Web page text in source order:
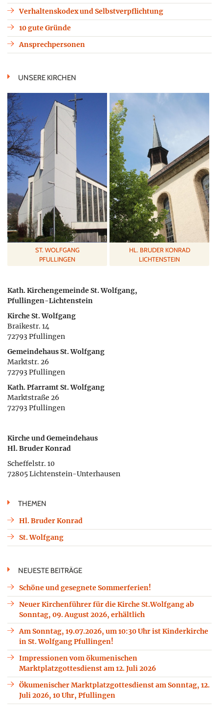
Verhaltenskodex und Selbstverpflichtung
10 gute Gründe
Ansprechpersonen
UNSERE KIRCHEN
ST. WOLFGANG
PFULLINGEN
HL. BRUDER KONRAD
LICHTENSTEIN
Kath. Kirchengemeinde St. Wolfgang,
Pfullingen-Lichtenstein
Kirche St. Wolfgang
Braikestr. 14
72793 Pfullingen
Gemeindehaus St. Wolfgang
Marktstr. 26
72793 Pfullingen
Kath. Pfarramt St. Wolfgang
Marktstraße 26
72793 Pfullingen
Kirche und Gemeindehaus
Hl. Bruder Konrad
Scheffelstr. 10
72805 Lichtenstein-Unterhausen
THEMEN
Hl. Bruder Konrad
St. Wolfgang
NEUESTE BEITRÄGE
Schöne und gesegnete Sommerferien!
Neuer Kirchenführer für die Kirche St.Wolfgang ab
Sonntag, 09. August 2026, erhältlich
Am Sonntag, 19.07.2026, um 10:30 Uhr ist Kinderkirche
in St. Wolfgang Pfullingen!
Impressionen vom ökumenischen
Marktplatzgottesdienst am 12. Juli 2026
Ökumenischer Marktplatzgottesdienst am Sonntag, 12.
Juli 2026, 10 Uhr, Pfullingen